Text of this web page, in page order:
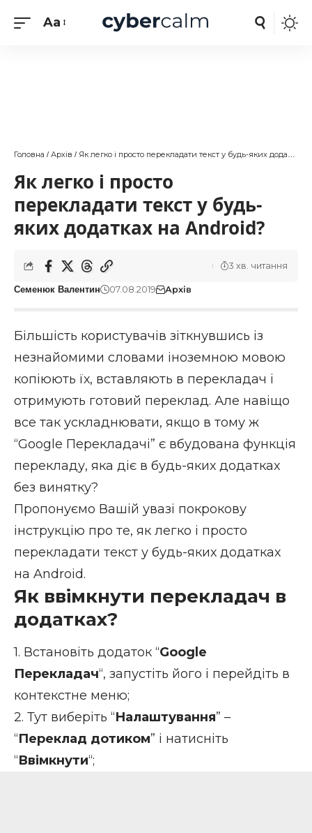
Aa
Головна / Архів / Як легко і просто перекладати текст у будь-яких додатках на Android?
Як легко і просто
перекладати текст у будь-
яких додатках на Android?
Семенюк Валентин 07.08.2019 Архів
3 хв. читання
Більшість користувачів зіткнувшись із
незнайомими словами іноземною мовою
копіюють їх, вставляють в перекладач і
отримують готовий переклад. Але навіщо
все так ускладнювати, якщо в тому ж
“Google Перекладачі” є вбудована функція
перекладу, яка діє в будь-яких додатках
без винятку?
Пропонуємо Вашій увазі покрокову
інструкцію про те, як легко і просто
перекладати текст у будь-яких додатках
на Android.
Як ввімкнути перекладач в
додатках?
1. Встановіть додаток “Google
Перекладач“, запустіть його і перейдіть в
контекстне меню;
2. Тут виберіть “Налаштування” –
“Переклад дотиком” і натисніть
“Ввімкнути“;